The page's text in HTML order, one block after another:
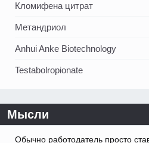
Кломифена цитрат
Метандриол
Anhui Anke Biotechnology
Testabolropionate
Мысли
Обычно работодатель просто